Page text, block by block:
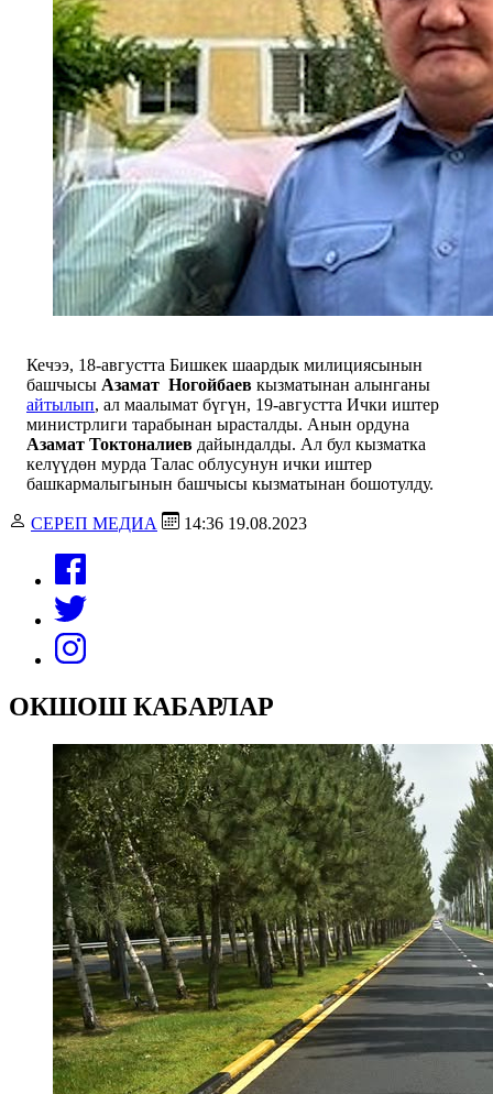
Кечээ, 18-августта Бишкек шаардык милициясынын
башчысы Азамат Ногойбаев кызматынан алынганы
айтылып, ал маалымат бүгүн, 19-августта Ички иштер
министрлиги тарабынан ырасталды. Анын ордуна
Азамат Токтоналиев дайындалды. Ал бул кызматка
келүүдөн мурда Талас облусунун ички иштер
башкармалыгынын башчысы кызматынан бошотулду.
СЕРЕП МЕДИА 14:36 19.08.2023
ОКШОШ КАБАРЛАР